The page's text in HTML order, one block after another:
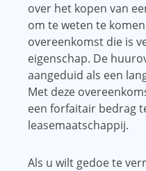
over het kopen van
om te weten te
overeenkomst die is
eigenschap. De
aangeduid als een
Met deze
een ​​forfaitair bedrag
leasemaatschappij.
Als u wilt gedoe te